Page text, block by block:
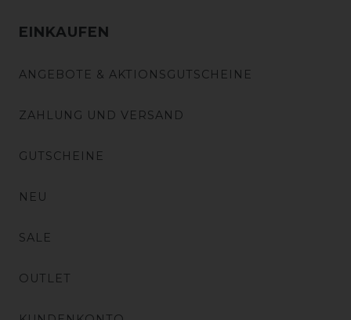
EINKAUFEN
ANGEBOTE & AKTIONSGUTSCHEINE
ZAHLUNG UND VERSAND
GUTSCHEINE
NEU
SALE
OUTLET